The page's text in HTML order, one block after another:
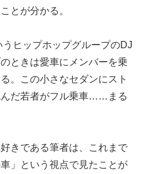
とが分かる。
ヒップホップグループのDJ
ときは愛車にメンバーを乗
。この小さなセダンにスト
んだ若者がフル乗車……まる
きである筆者は、これまで
」という視点で見たことが